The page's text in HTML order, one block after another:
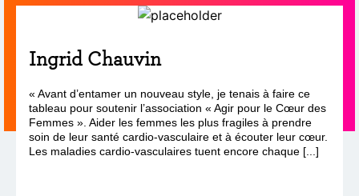
Ingrid Chauvin
« Avant d’entamer un nouveau style, je tenais à faire ce
tableau pour soutenir l’association « Agir pour le Cœur des
Femmes ». Aider les femmes les plus fragiles à prendre
soin de leur santé cardio-vasculaire et à écouter leur cœur.
Les maladies cardio-vasculaires tuent encore chaque [...]